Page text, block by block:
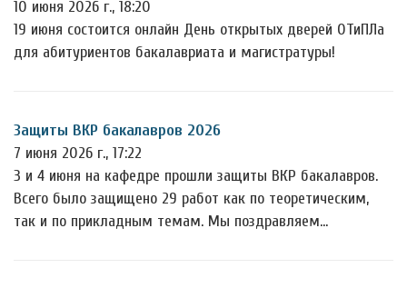
10 июня 2026 г., 18:20
19 июня состоится онлайн День открытых дверей ОТиПЛа
для абитуриентов бакалавриата и магистратуры!
Защиты ВКР бакалавров 2026
7 июня 2026 г., 17:22
3 и 4 июня на кафедре прошли защиты ВКР бакалавров.
Всего было защищено 29 работ как по теоретическим,
так и по прикладным темам. Мы поздравляем…